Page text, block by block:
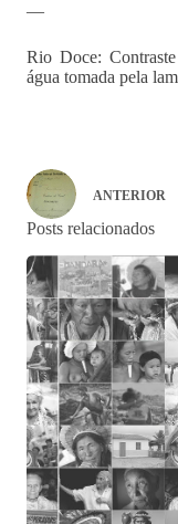
—
Rio Doce:
água tomada pela
ANTERIOR
Posts relacionados